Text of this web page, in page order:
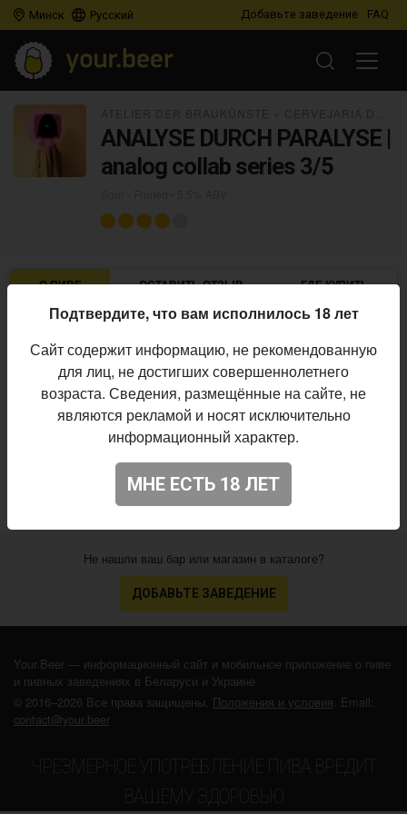
Минск Русский Добавьте заведение FAQ
ANALYSE DURCH PARALYSE |
analog collab series 3/5
О ПИВЕ ОСТАВИТЬ ОТЗЫВ ГДЕ КУПИТЬ
Стиль:
Sour - Fruited
Алкоголь:
5,5%
выпуска:
25.11.2021
3.895
Не нашли ваш бар или магазин в каталоге?
ДОБАВЬТЕ ЗАВЕДЕНИЕ
Your.Beer — информационный сайт и мобильное приложение о пиве
и пивных заведениях в Беларуси и Украине
© 2016–2026 Все права защищены. Положения и условия. Email:
contact@your.beer
ЧРЕЗМЕРНОЕ УПОТРЕБЛЕНИЕ ПИВА ВРЕДИТ
ВАШЕМУ ЗДОРОВЬЮ
Подтвердите, что вам исполнилось 18 лет
Сайт содержит информацию, не рекомендованную
для лиц, не достигших совершеннолетнего
возраста. Сведения, размещённые на сайте, не
являются рекламой и носят исключительно
информационный характер.
МНЕ ЕСТЬ 18 ЛЕТ